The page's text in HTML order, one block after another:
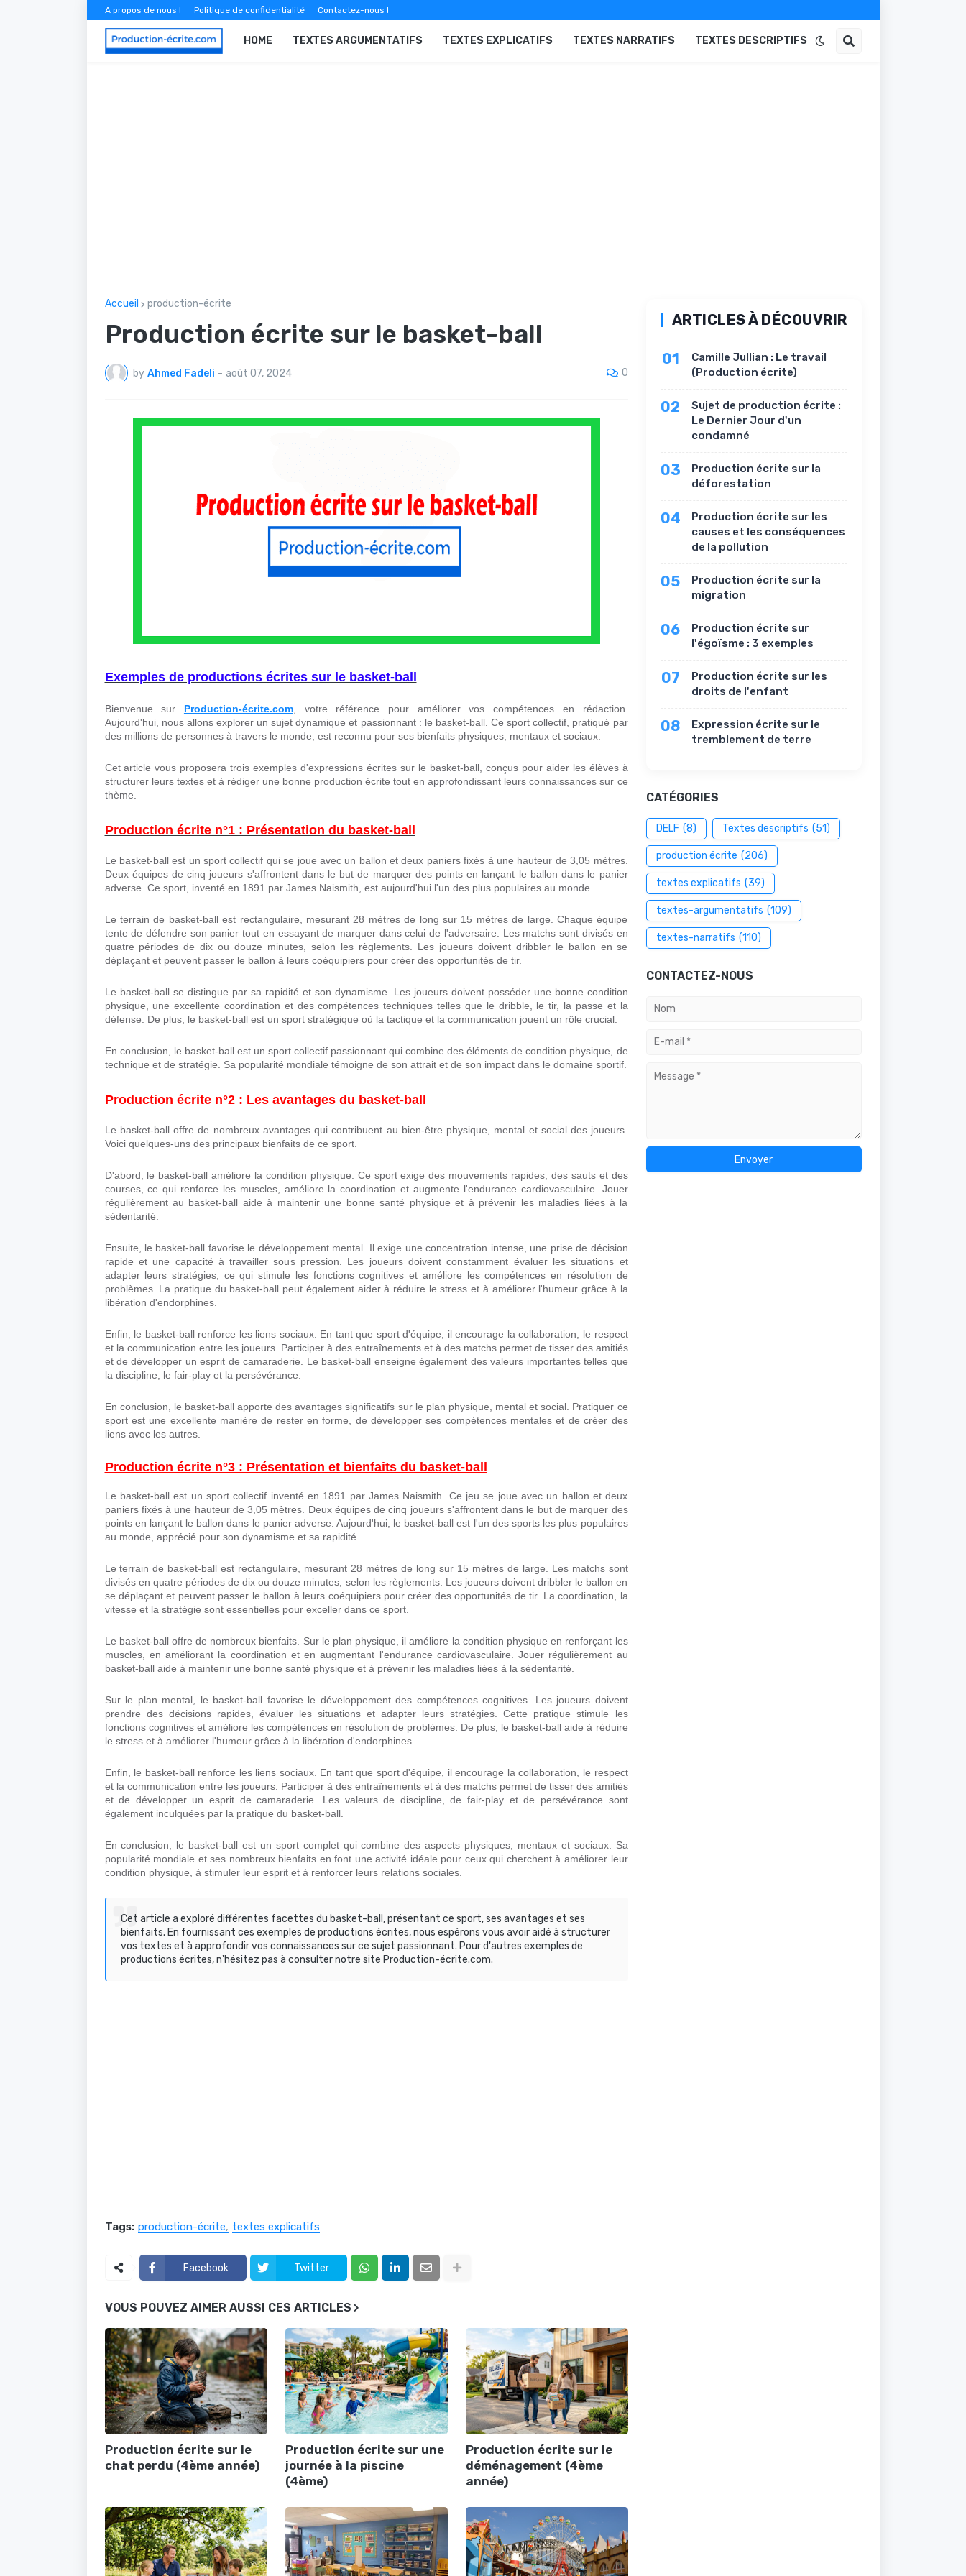
A propos de nous ! Politique de confidentialité Contactez-nous !
HOME TEXTES ARGUMENTATIFS TEXTES EXPLICATIFS TEXTES NARRATIFS TEXTES DESCRIPTIFS
Accueil production-écrite
Production écrite sur le basket-ball
by Ahmed Fadeli - août 07, 2024 0
Exemples de productions écrites sur le basket-ball
Bienvenue sur Production-écrite.com, votre référence pour améliorer vos compétences en rédaction.
Aujourd'hui, nous allons explorer un sujet dynamique et passionnant : le basket-ball. Ce sport collectif, pratiqué par
des millions de personnes à travers le monde, est reconnu pour ses bienfaits physiques, mentaux et sociaux.
Cet article vous proposera trois exemples d'expressions écrites sur le basket-ball, conçus pour aider les élèves à
structurer leurs textes et à rédiger une bonne production écrite tout en approfondissant leurs connaissances sur ce
thème.
Production écrite n°1 : Présentation du basket-ball
Le basket-ball est un sport collectif qui se joue avec un ballon et deux paniers fixés à une hauteur de 3,05 mètres.
Deux équipes de cinq joueurs s'affrontent dans le but de marquer des points en lançant le ballon dans le panier
adverse. Ce sport, inventé en 1891 par James Naismith, est aujourd'hui l'un des plus populaires au monde.
Le terrain de basket-ball est rectangulaire, mesurant 28 mètres de long sur 15 mètres de large. Chaque équipe
tente de défendre son panier tout en essayant de marquer dans celui de l'adversaire. Les matchs sont divisés en
quatre périodes de dix ou douze minutes, selon les règlements. Les joueurs doivent dribbler le ballon en se
déplaçant et peuvent passer le ballon à leurs coéquipiers pour créer des opportunités de tir.
Le basket-ball se distingue par sa rapidité et son dynamisme. Les joueurs doivent posséder une bonne condition
physique, une excellente coordination et des compétences techniques telles que le dribble, le tir, la passe et la
défense. De plus, le basket-ball est un sport stratégique où la tactique et la communication jouent un rôle crucial.
En conclusion, le basket-ball est un sport collectif passionnant qui combine des éléments de condition physique, de
technique et de stratégie. Sa popularité mondiale témoigne de son attrait et de son impact dans le domaine sportif.
Production écrite n°2 : Les avantages du basket-ball
Le basket-ball offre de nombreux avantages qui contribuent au bien-être physique, mental et social des joueurs.
Voici quelques-uns des principaux bienfaits de ce sport.
D'abord, le basket-ball améliore la condition physique. Ce sport exige des mouvements rapides, des sauts et des
courses, ce qui renforce les muscles, améliore la coordination et augmente l'endurance cardiovasculaire. Jouer
régulièrement au basket-ball aide à maintenir une bonne santé physique et à prévenir les maladies liées à la
sédentarité.
Ensuite, le basket-ball favorise le développement mental. Il exige une concentration intense, une prise de décision
rapide et une capacité à travailler sous pression. Les joueurs doivent constamment évaluer les situations et
adapter leurs stratégies, ce qui stimule les fonctions cognitives et améliore les compétences en résolution de
problèmes. La pratique du basket-ball peut également aider à réduire le stress et à améliorer l'humeur grâce à la
libération d'endorphines.
Enfin, le basket-ball renforce les liens sociaux. En tant que sport d'équipe, il encourage la collaboration, le respect
et la communication entre les joueurs. Participer à des entraînements et à des matchs permet de tisser des amitiés
et de développer un esprit de camaraderie. Le basket-ball enseigne également des valeurs importantes telles que
la discipline, le fair-play et la persévérance.
En conclusion, le basket-ball apporte des avantages significatifs sur le plan physique, mental et social. Pratiquer ce
sport est une excellente manière de rester en forme, de développer ses compétences mentales et de créer des
liens avec les autres.
Production écrite n°3 : Présentation et bienfaits du basket-ball
Le basket-ball est un sport collectif inventé en 1891 par James Naismith. Ce jeu se joue avec un ballon et deux
paniers fixés à une hauteur de 3,05 mètres. Deux équipes de cinq joueurs s'affrontent dans le but de marquer des
points en lançant le ballon dans le panier adverse. Aujourd'hui, le basket-ball est l'un des sports les plus populaires
au monde, apprécié pour son dynamisme et sa rapidité.
Le terrain de basket-ball est rectangulaire, mesurant 28 mètres de long sur 15 mètres de large. Les matchs sont
divisés en quatre périodes de dix ou douze minutes, selon les règlements. Les joueurs doivent dribbler le ballon en
se déplaçant et peuvent passer le ballon à leurs coéquipiers pour créer des opportunités de tir. La coordination, la
vitesse et la stratégie sont essentielles pour exceller dans ce sport.
Le basket-ball offre de nombreux bienfaits. Sur le plan physique, il améliore la condition physique en renforçant les
muscles, en améliorant la coordination et en augmentant l'endurance cardiovasculaire. Jouer régulièrement au
basket-ball aide à maintenir une bonne santé physique et à prévenir les maladies liées à la sédentarité.
Sur le plan mental, le basket-ball favorise le développement des compétences cognitives. Les joueurs doivent
prendre des décisions rapides, évaluer les situations et adapter leurs stratégies. Cette pratique stimule les
fonctions cognitives et améliore les compétences en résolution de problèmes. De plus, le basket-ball aide à réduire
le stress et à améliorer l'humeur grâce à la libération d'endorphines.
Enfin, le basket-ball renforce les liens sociaux. En tant que sport d'équipe, il encourage la collaboration, le respect
et la communication entre les joueurs. Participer à des entraînements et à des matchs permet de tisser des amitiés
et de développer un esprit de camaraderie. Les valeurs de discipline, de fair-play et de persévérance sont
également inculquées par la pratique du basket-ball.
En conclusion, le basket-ball est un sport complet qui combine des aspects physiques, mentaux et sociaux. Sa
popularité mondiale et ses nombreux bienfaits en font une activité idéale pour ceux qui cherchent à améliorer leur
condition physique, à stimuler leur esprit et à renforcer leurs relations sociales.
Cet article a exploré différentes facettes du basket-ball, présentant ce sport, ses avantages et ses
bienfaits. En fournissant ces exemples de productions écrites, nous espérons vous avoir aidé à structurer
vos textes et à approfondir vos connaissances sur ce sujet passionnant. Pour d'autres exemples de
productions écrites, n'hésitez pas à consulter notre site Production-écrite.com.
Tags: production-écrite textes explicatifs
Facebook Twitter
VOUS POUVEZ AIMER AUSSI CES ARTICLES
Production écrite sur le
chat perdu (4ème année)
Production écrite sur une
journée à la piscine
(4ème)
Production écrite sur le
déménagement (4ème
année)
ARTICLES À DÉCOUVRIR
01
Camille Jullian : Le travail
(Production écrite)
02
Sujet de production écrite :
Le Dernier Jour d'un
condamné
03
Production écrite sur la
déforestation
04
Production écrite sur les
causes et les conséquences
de la pollution
05
Production écrite sur la
migration
06
Production écrite sur
l'égoïsme : 3 exemples
07
Production écrite sur les
droits de l'enfant
08
Expression écrite sur le
tremblement de terre
CATÉGORIES
DELF (8) Textes descriptifs (51)
production écrite (206)
textes explicatifs (39)
textes-argumentatifs (109)
textes-narratifs (110)
CONTACTEZ-NOUS